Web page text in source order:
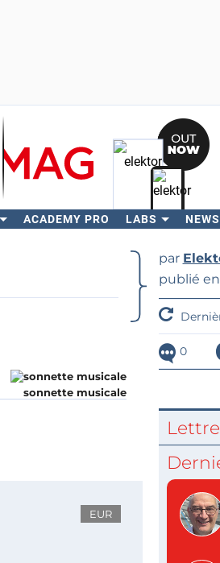
ACADEMY PRO LABS
Rechercher
sonnette musicale
EUR
par
publié en
0